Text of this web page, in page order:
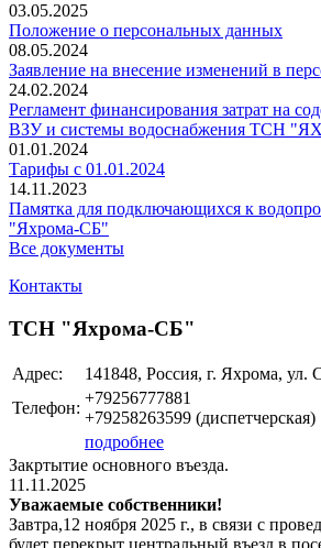
03.05.2025
Положение о персональных данных
08.05.2024
Заявление на внесение изменений в
24.02.2024
Регламент финансирования затрат на
ВЗУ и системы водоснабжения ТСН
01.01.2024
Тарифы с 01.01.2024
14.11.2023
Памятка для подключающихся к
"Яхрома-СБ"
Все документы
Контакты
ТСН "Яхрома-СБ"
Адрес:
141848, Россия, г. Яхрома, ул.
Телефон:
+79256777881
+79258263599 (диспетчерская)
подробнее
Закртытие основного въезда.
11.11.2025
Уважаемые собственники!
Завтра,12 ноября 2025 г., в связи с